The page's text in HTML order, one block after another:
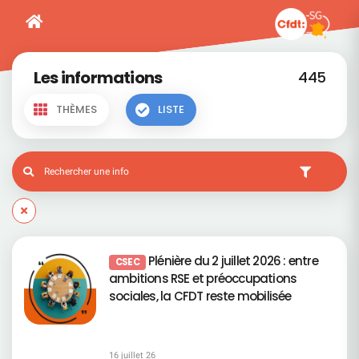
Les informations 445
THÈMES LISTE
CSEC Plénière du 2 juillet 2026 : entre
ambitions RSE et préoccupations
sociales, la CFDT reste mobilisée
16 juillet 26